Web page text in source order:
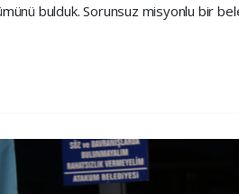
bulduk. Sorunsuz misyonlu bir